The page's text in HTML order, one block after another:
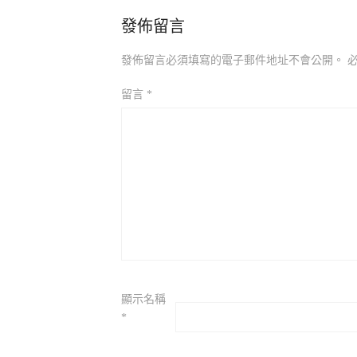
發佈留言
發佈留言必須填寫的電子郵件地址不會公開。
留言 *
顯示名稱
*